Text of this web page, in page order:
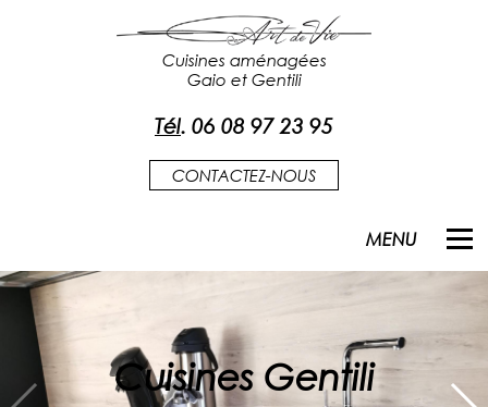
Cuisines aménagées
Gaio et Gentili
Tél. 06 08 97 23 95
CONTACTEZ-NOUS
MENU
Cuisines Gentili